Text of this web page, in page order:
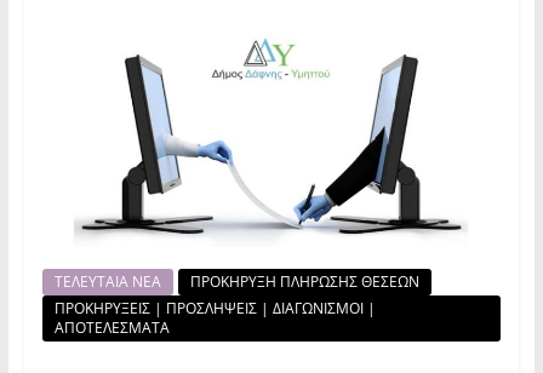
ΤΕΛΕΥΤΑΙΑ ΝΕΑ
ΠΡΟΚΗΡΥΞΗ ΠΛΗΡΩΣΗΣ ΘΕΣΕΩΝ
ΠΡΟΚΗΡΥΞΕΙΣ | ΠΡΟΣΛΗΨΕΙΣ | ΔΙΑΓΩΝΙΣΜΟΙ |
ΑΠΟΤΕΛΕΣΜΑΤΑ